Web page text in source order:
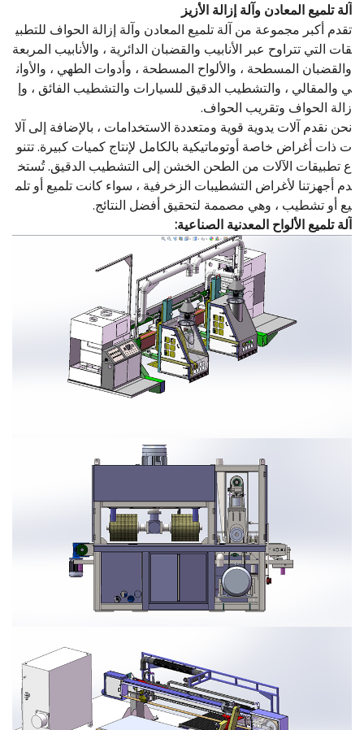
آلة تلميع المعادن وآلة إزالة الأزيز
تقدم أكبر مجموعة من آلة تلميع المعادن وآلة إزالة الحواف للتطبي
قات التي تتراوح عبر الأنابيب والقضبان الدائرية ، والأنابيب المربعة
والقضبان المسطحة ، والألواح المسطحة ، وأدوات الطهي ، والأوان
ي والمقالي ، والتشطيب الدقيق للسيارات والتشطيب الفائق ، وإ
زالة الحواف وتقريب الحواف.
نحن نقدم آلات يدوية قوية ومتعددة الاستخدامات ، بالإضافة إلى آلا
ت ذات أغراض خاصة أوتوماتيكية بالكامل لإنتاج كميات كبيرة. تتنو
ع تطبيقات الآلات من الطحن الخشن إلى التشطيب الدقيق. تُستخ
دم أجهزتنا لأغراض التشطيبات الزخرفية ، سواء كانت تلميع أو تلم
يع أو تشطيب ، وهي مصممة لتحقيق أفضل النتائج.
آلة تلميع الألواح المعدنية الصناعية: